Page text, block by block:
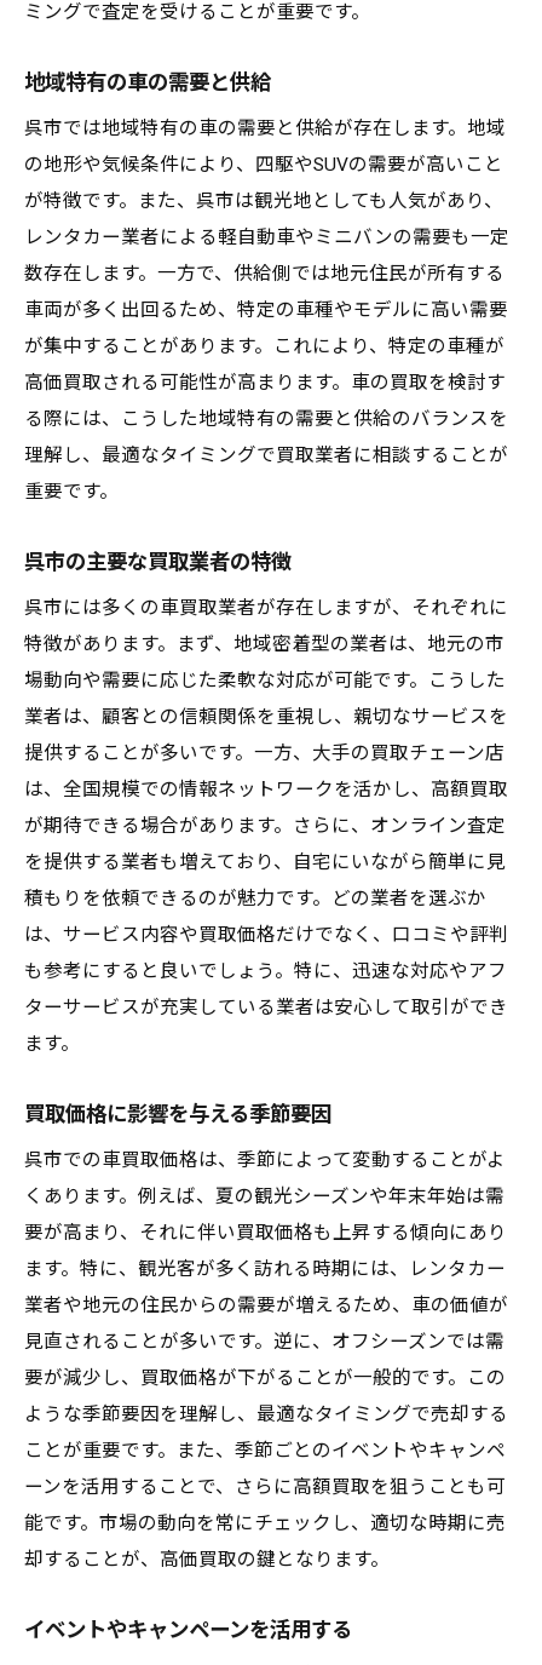
ミングで査定を受けることが重要です。
地域特有の車の需要と供給
呉市では地域特有の車の需要と供給が存在します。地域
の地形や気候条件により、四駆やSUVの需要が高いこと
が特徴です。また、呉市は観光地としても人気があり、
レンタカー業者による軽自動車やミニバンの需要も一定
数存在します。一方で、供給側では地元住民が所有する
車両が多く出回るため、特定の車種やモデルに高い需要
が集中することがあります。これにより、特定の車種が
高価買取される可能性が高まります。車の買取を検討す
る際には、こうした地域特有の需要と供給のバランスを
理解し、最適なタイミングで買取業者に相談することが
重要です。
呉市の主要な買取業者の特徴
呉市には多くの車買取業者が存在しますが、それぞれに
特徴があります。まず、地域密着型の業者は、地元の市
場動向や需要に応じた柔軟な対応が可能です。こうした
業者は、顧客との信頼関係を重視し、親切なサービスを
提供することが多いです。一方、大手の買取チェーン店
は、全国規模での情報ネットワークを活かし、高額買取
が期待できる場合があります。さらに、オンライン査定
を提供する業者も増えており、自宅にいながら簡単に見
積もりを依頼できるのが魅力です。どの業者を選ぶか
は、サービス内容や買取価格だけでなく、口コミや評判
も参考にすると良いでしょう。特に、迅速な対応やアフ
ターサービスが充実している業者は安心して取引ができ
ます。
買取価格に影響を与える季節要因
呉市での車買取価格は、季節によって変動することがよ
くあります。例えば、夏の観光シーズンや年末年始は需
要が高まり、それに伴い買取価格も上昇する傾向にあり
ます。特に、観光客が多く訪れる時期には、レンタカー
業者や地元の住民からの需要が増えるため、車の価値が
見直されることが多いです。逆に、オフシーズンでは需
要が減少し、買取価格が下がることが一般的です。この
ような季節要因を理解し、最適なタイミングで売却する
ことが重要です。また、季節ごとのイベントやキャンペ
ーンを活用することで、さらに高額買取を狙うことも可
能です。市場の動向を常にチェックし、適切な時期に売
却することが、高価買取の鍵となります。
イベントやキャンペーンを活用する